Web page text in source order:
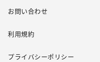
お問い合わせ
利用規約
プライバシーポリシー